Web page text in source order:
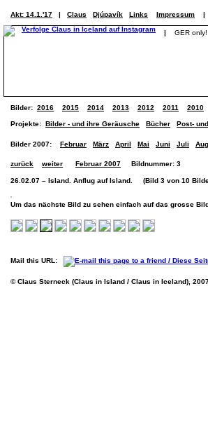
Akt: 14.1.'17 | Claus Djúpavík Links Impressum |
| GER only!
Bilder: 2016 2015 2014 2013 2012 2011 2010
Projekte: Bilder - und ihre Geräusche Bücher Post-
Bilder 2007: Februar März April Mai Juni Juli
zurück weiter Februar 2007 Bildnummer: 3
26.02.07 – Island. Anflug auf Island. (Bild 3 von 10
Um das nächste Bild zu sehen einfach auf das grosse
Mail this URL:
© Claus Sterneck (Claus in Island / Claus in Iceland),